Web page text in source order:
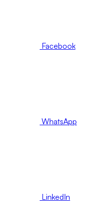
Facebook
WhatsApp
LinkedIn